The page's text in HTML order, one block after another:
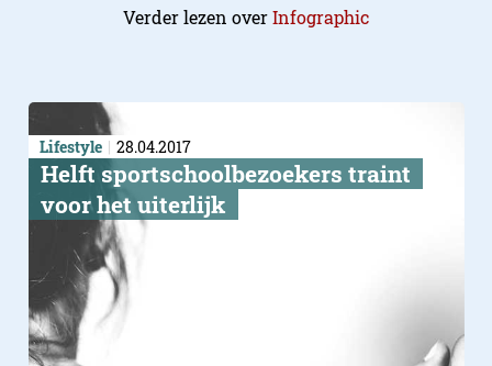
Verder lezen overInfographic
Lifestyle 28.04.2017
Helft sportschoolbezoekers traint
voor het uiterlijk